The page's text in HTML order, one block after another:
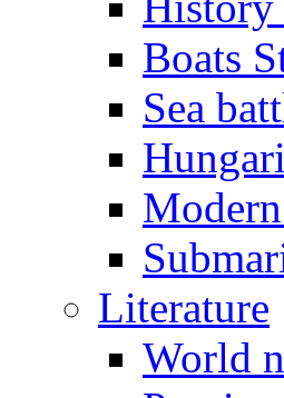
Boats
Sea
Literature
World